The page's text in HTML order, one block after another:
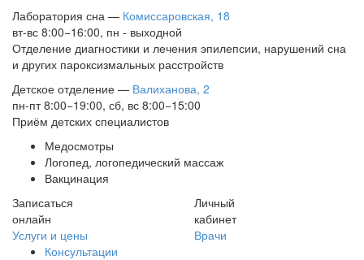
Лаборатория сна — Комиссаровская, 18
вт-вс 8:00−16:00, пн - выходной
Отделение диагностики и лечения эпилепсии, нарушений сна
и других пароксизмальных расстройств
Детское отделение — Валиханова, 2
пн-пт 8:00−19:00, сб, вс 8:00−15:00
Приём детских специалистов
Медосмотры
Логопед, логопедический массаж
Вакцинация
Записаться
онлайн
Личный
кабинет
Услуги и цены
Врачи
Консультации